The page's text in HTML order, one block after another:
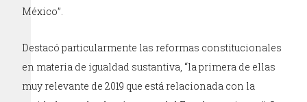
México”.
Destacó particularmente las reformas constitucionales
en materia de igualdad sustantiva, “la primera de ellas
muy relevante de 2019 que está relacionada con la